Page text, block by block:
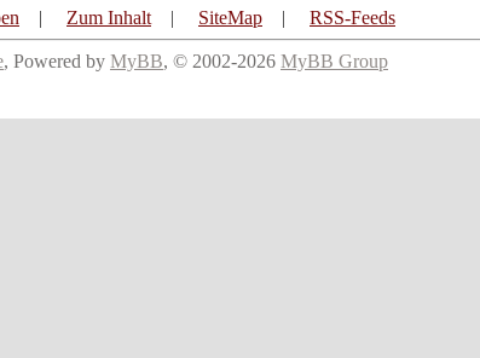
| Zum Inhalt | SiteMap | RSS-Feeds
, Powered by MyBB, © 2002-2026 MyBB Group